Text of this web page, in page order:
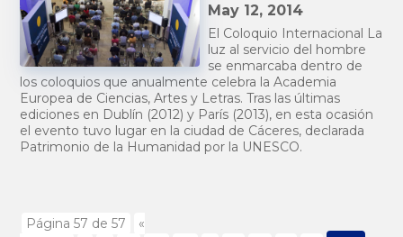
May 12, 2014
El Coloquio Internacional La
luz al servicio del hombre
se enmarcaba dentro de
los coloquios que anualmente celebra la Academia
Europea de Ciencias, Artes y Letras. Tras las últimas
ediciones en Dublín (2012) y París (2013), en esta ocasión
el evento tuvo lugar en la ciudad de Cáceres, declarada
Patrimonio de la Humanidad por la UNESCO.
Página 57 de 57
«